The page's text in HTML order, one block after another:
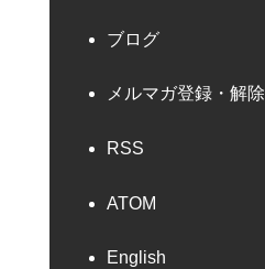
ブログ
メルマガ登録・解除
RSS
ATOM
English